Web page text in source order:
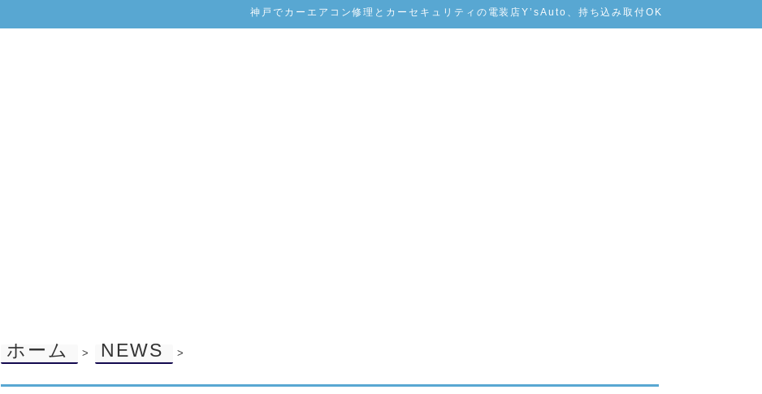
神戸でカーエアコン修理とカーセキュリティの電装店Y’sAuto、持ち込み取付OK
ホーム > NEWS >